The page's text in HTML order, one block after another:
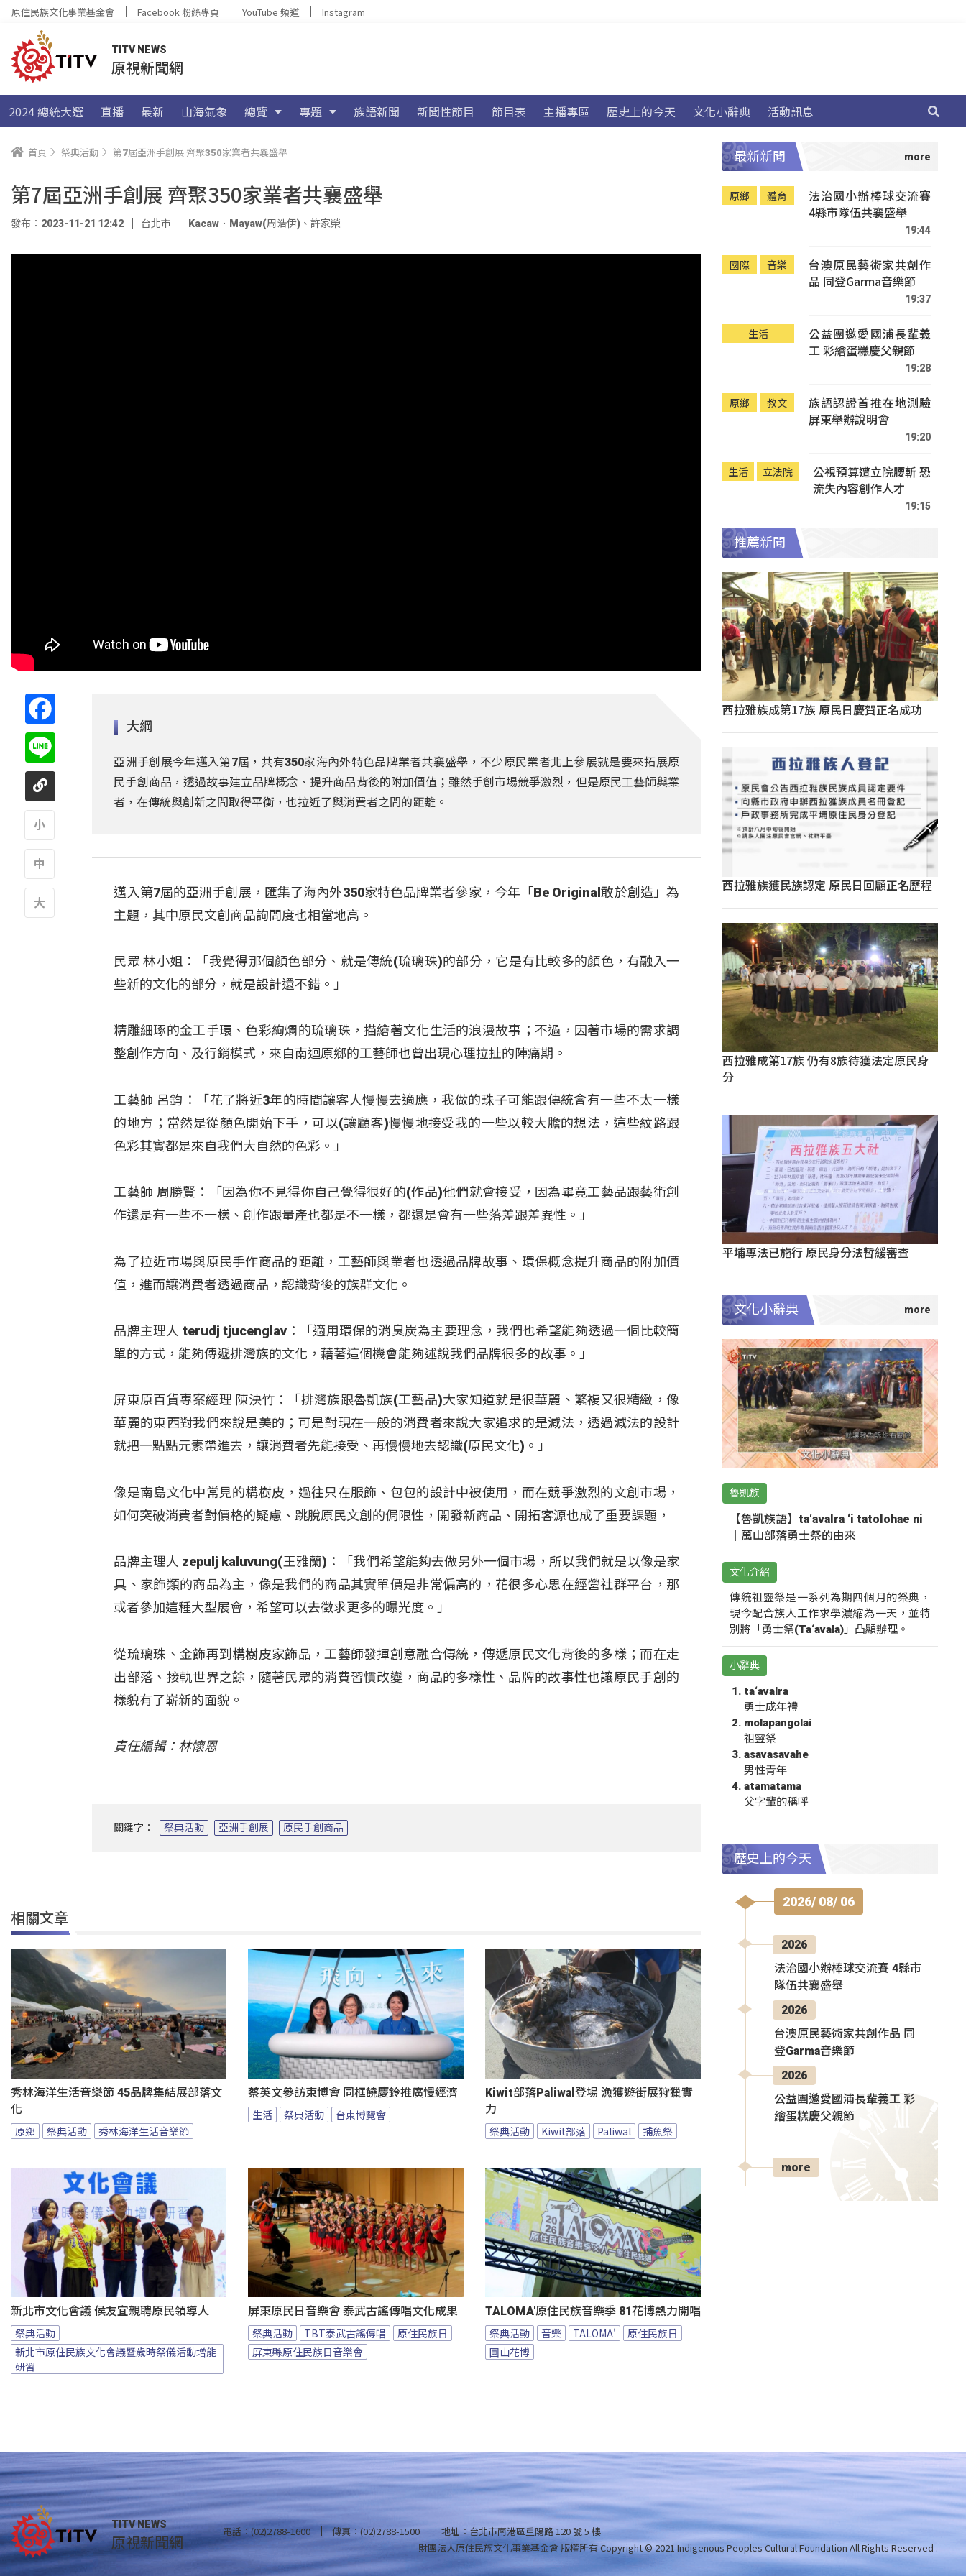
原住民族文化事業基金會 Facebook 粉絲專頁 YouTube 頻道 Instagram
TITV NEWS
原視新聞網
2024 總統大選 直播 最新 山海氣象 總覽 專題 族語新聞 新聞性節目 節目表 主播專區 歷史上的今天 文化小辭典 活動訊息
首頁 祭典活動 第7屆亞洲手創展 齊聚350家業者共襄盛舉
第7屆亞洲手創展 齊聚350家業者共襄盛舉
發布：2023-11-21 12:42 台北市 Kacaw．Mayaw(周浩伊) 、 許家榮
大綱
亞洲手創展今年邁入第7屆，共有350家海內外特色品牌業者共襄盛舉，不少原民業者北上參展就是要來拓展原
民手創商品，透過故事建立品牌概念、提升商品背後的附加價值；雖然手創市場競爭激烈，但是原民工藝師與業
者，在傳統與創新之間取得平衡，也拉近了與消費者之間的距離。
邁入第7屆的亞洲手創展，匯集了海內外350家特色品牌業者參家，今年「Be Original敢於創造」為
主題，其中原民文創商品詢問度也相當地高。
民眾 林小姐：「我覺得那個顏色部分、就是傳統(琉璃珠)的部分，它是有比較多的顏色，有融入一
些新的文化的部分，就是設計還不錯。」
精雕細琢的金工手環、色彩絢爛的琉璃珠，描繪著文化生活的浪漫故事；不過，因著市場的需求調
整創作方向、及行銷模式，來自南迴原鄉的工藝師也曾出現心理拉扯的陣痛期。
工藝師 呂鈞：「花了將近3年的時間讓客人慢慢去適應，我做的珠子可能跟傳統會有一些不太一樣
的地方；當然是從顏色開始下手，可以(讓顧客)慢慢地接受我的一些以較大膽的想法，這些紋路跟
色彩其實都是來自我們大自然的色彩。」
工藝師 周勝賢：「因為你不見得你自己覺得很好的(作品)他們就會接受，因為畢竟工藝品跟藝術創
作還是有一些不一樣、創作跟量產也都是不一樣，都還是會有一些落差跟差異性。」
為了拉近市場與原民手作商品的距離，工藝師與業者也透過品牌故事、環保概念提升商品的附加價
值，進而讓消費者透過商品，認識背後的族群文化。
品牌主理人 terudj tjucenglav：「適用環保的消臭炭為主要理念，我們也希望能夠透過一個比較簡
單的方式，能夠傳遞排灣族的文化，藉著這個機會能夠述說我們品牌很多的故事。」
屏東原百貨專案經理 陳泱竹：「排灣族跟魯凱族(工藝品)大家知道就是很華麗、繁複又很精緻，像
華麗的東西對我們來說是美的；可是對現在一般的消費者來說大家追求的是減法，透過減法的設計
就把一點點元素帶進去，讓消費者先能接受、再慢慢地去認識(原民文化)。」
像是南島文化中常見的構樹皮，過往只在服飾、包包的設計中被使用，而在競爭激烈的文創市場，
如何突破消費者對價格的疑慮、跳脫原民文創的侷限性，開發新商品、開拓客源也成了重要課題，
品牌主理人 zepulj kaluvung(王雅蘭)：「我們希望能夠去做另外一個市場，所以我們就是以像是家
具、家飾類的商品為主，像是我們的商品其實單價是非常偏高的，花很多心思在經營社群平台，那
或者參加這種大型展會，希望可以去徵求更多的曝光度。」
從琉璃珠、金飾再到構樹皮家飾品，工藝師發揮創意融合傳統，傳遞原民文化背後的多樣；而在走
出部落、接軌世界之餘，隨著民眾的消費習慣改變，商品的多樣性、品牌的故事性也讓原民手創的
樣貌有了嶄新的面貌。
責任編輯：林懷恩
關鍵字： 祭典活動 亞洲手創展 原民手創商品
相關文章
秀林海洋生活音樂節 45品牌集結展部落文
化
原鄉 祭典活動 秀林海洋生活音樂節
蔡英文參訪東博會 同框饒慶鈴推廣慢經濟
生活 祭典活動 台東博覽會
Kiwit部落Paliwal登場 漁獲遊街展狩獵實
力
祭典活動 Kiwit部落 Paliwal 捕魚祭
新北市文化會議 侯友宜親聘原民領導人
祭典活動
新北市原住民族文化會議暨歲時祭儀活動增能
研習
屏東原民日音樂會 泰武古謠傳唱文化成果
祭典活動 TBT泰武古謠傳唱
原住民族日
屏東縣原住民族日音樂會
TALOMA'原住民族音樂季 81花博熱力開唱
祭典活動 音樂 TALOMA'
原住民族日
圓山花博
最新新聞
原鄉 體育
法治國小辦棒球交流賽
4縣市隊伍共襄盛舉
19:44
國際 音樂
台澳原民藝術家共創作
品 同登Garma音樂節
19:37
生活
公益團邀愛國浦長輩義
工 彩繪蛋糕慶父親節
19:28
原鄉 教文
族語認證首推在地測驗
屏東舉辦說明會
19:20
生活 立法院
公視預算遭立院腰斬 恐
流失內容創作人才
19:15
推薦新聞
西拉雅族成第17族 原民日慶賀正名成功
西拉雅族獲民族認定 原民日回顧正名歷程
西拉雅成第17族 仍有8族待獲法定原民身
分
平埔專法已施行 原民身分法暫緩審查
文化小辭典
魯凱族
【魯凱族語】ta‘avalra ‘i tatolohae ni
｜萬山部落勇士祭的由來
文化介紹
傳統祖靈祭是一系列為期四個月的祭典，
現今配合族人工作求學濃縮為一天，並特
別將「勇士祭(Ta‘avala)」凸顯辦理。
小辭典
ta‘avalra
勇士成年禮
molapangolai
祖靈祭
asavasavahe
男性青年
atamatama
父字輩的稱呼
歷史上的今天
2026/ 08/ 06
2026
法治國小辦棒球交流賽 4縣市
隊伍共襄盛舉
2026
台澳原民藝術家共創作品 同
登Garma音樂節
2026
公益團邀愛國浦長輩義工 彩
繪蛋糕慶父親節
more
TITV NEWS
原視新聞網 電話：(02)2788-1600 傳真：(02)2788-1500
地址：台北市南港區重陽路 120 號 5 樓
財團法人原住民族文化事業基金會 版權所有Copyright © 2021 Indigenous Peoples Cultural Foundation All Rights Reserved .